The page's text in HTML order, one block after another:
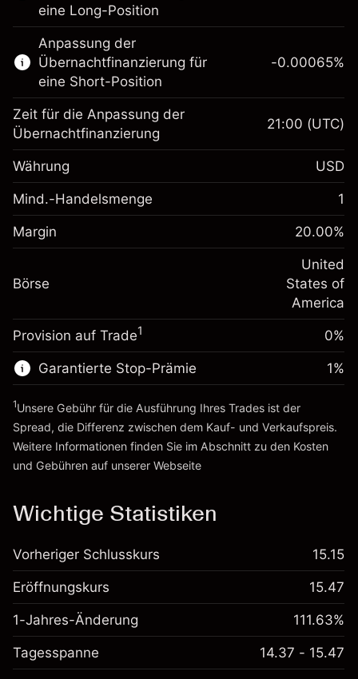
Erfahren Sie mehr über:
CFDs
eine Long-Position
Margin. Ihre Investition
$1,000.00
Anpassung der
Übernachtfinanzierung
fremdfinanzierten
(-$1.08)
~$5,000.00
Zur Plattform
Anpassung der
Übernachtfinanzierung für
eine Short-Position
Margin. Ihre Investition
$1,000.00
Anpassung der
-0.000654
%
(-$0.03)
Positionsgröße mit Hebelwirkung
~$5,000.00
Geld aus Hebelwirkung ~
Zur Plattform
-0.00065%
Zeit für die Anpassung der
Übernachtfinanzierung
21:00 (UTC)
Währung USD
Mind.-Handelsmenge 1
Margin 20.00%
Börse
United
States of
America
Provision auf Trade1 0%
Garantierte Stop-Prämie 1%
1Unsere Gebühr für die Ausführung Ihres Trades ist der
Spread, die Differenz zwischen dem Kauf- und Verkaufspreis.
Weitere Informationen finden Sie im Abschnitt zu den Kosten
und Gebühren auf unserer Webseite
Wichtige Statistiken
Vorheriger Schlusskurs 15.15
Eröffnungskurs 15.47
1-Jahres-Änderung 111.63%
Tagesspanne 14.37 - 15.47